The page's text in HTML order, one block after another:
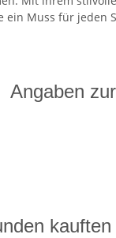
Muss für jeden
Angaben